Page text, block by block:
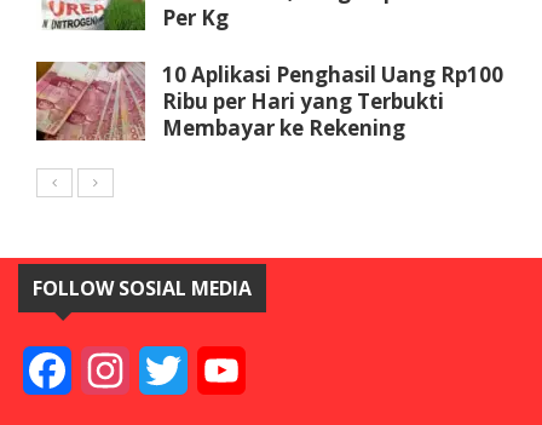
Per Kg
10 Aplikasi Penghasil Uang Rp100
Ribu per Hari yang Terbukti
Membayar ke Rekening
FOLLOW SOSIAL MEDIA
FacebookInstagramTwitter